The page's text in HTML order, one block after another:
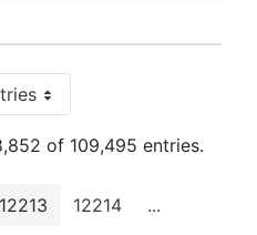
Per Page
of 109,495 entries.
Page
12213 Page
12214 ...